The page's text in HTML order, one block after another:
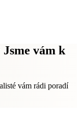
vám k
vám rádi poradí